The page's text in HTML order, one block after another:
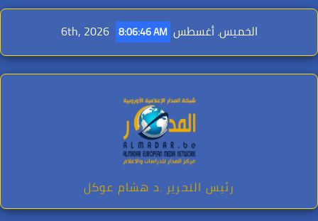
Skip
content
الخميس. أغسطس 6th, 2026 8:06:48 AM
رئيس التحرير .د هشام عوكل